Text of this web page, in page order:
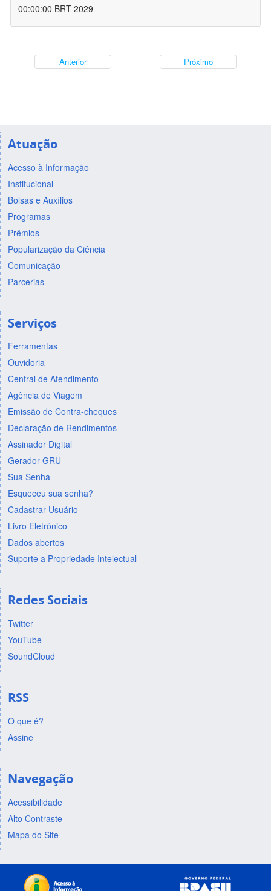
00:00:00 BRT 2029
Anterior Próximo
Atuação
Acesso à Informação
Institucional
Bolsas e Auxílios
Programas
Prêmios
Popularização da Ciência
Comunicação
Parcerias
Serviços
Ferramentas
Ouvidoria
Central de Atendimento
Agência de Viagem
Emissão de Contra-cheques
Declaração de Rendimentos
Assinador Digital
Gerador GRU
Sua Senha
Esqueceu sua senha?
Cadastrar Usuário
Livro Eletrônico
Dados abertos
Suporte a Propriedade Intelectual
Redes Sociais
Twitter
YouTube
SoundCloud
RSS
O que é?
Assine
Navegação
Acessibilidade
Alto Contraste
Mapa do Site